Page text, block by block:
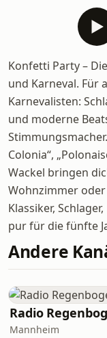
Konfetti Party –
und Karneval. Für
Karnevalisten:
und moderne
Colonia“,
Wackel bringen
Wohnzimmer
Klassiker,
pur für die fünfte
Andere
Radio
Mannheim